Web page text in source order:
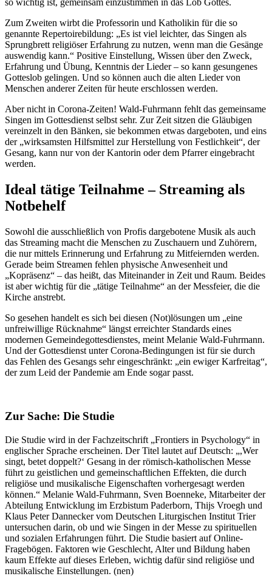
Zum Zweiten wirbt die Professorin und Katholikin für die so
genannte Repertoirebildung: „Es ist viel leichter, das Singen als
Sprungbrett religiöser Erfahrung zu nutzen, wenn man die Gesänge
auswendig kann.“ Positive Einstellung, Wissen über den Zweck,
Erfahrung und Übung, Kenntnis der Lieder – so kann gesungenes
Gotteslob gelingen. Und so können auch die alten Lieder von
Menschen anderer Zeiten für heute erschlossen werden.
Aber nicht in Corona-Zeiten! Wald-Fuhrmann fehlt das gemeinsame
Singen im Gottesdienst selbst sehr. Zur Zeit sitzen die Gläubigen
vereinzelt in den Bänken, sie bekommen etwas dargeboten, und eins
der „wirksamsten Hilfsmittel zur Herstellung von Festlichkeit“, der
Gesang, kann nur von der Kantorin oder dem Pfarrer eingebracht
werden.
Ideal tätige Teilnahme – Streaming als
Notbehelf
Sowohl die ausschließlich von Profis dargebotene Musik als auch
das Streaming macht die Menschen zu Zuschauern und Zuhörern,
die nur mittels Erinnerung und Erfahrung zu Mitfeiernden werden.
Gerade beim Streamen fehlen physische Anwesenheit und
„Kopräsenz“ – das heißt, das Miteinander in Zeit und Raum. Beides
ist aber wichtig für die „tätige Teilnahme“ an der Messfeier, die die
Kirche anstrebt.
So gesehen handelt es sich bei diesen (Not)lösungen um „eine
unfreiwillige Rücknahme“ längst erreichter Standards eines
modernen Gemeindegottesdienstes, meint Melanie Wald-Fuhrmann.
Und der Gottesdienst unter Corona-Bedingungen ist für sie durch
das Fehlen des Gesangs sehr eingeschränkt: „ein ewiger Karfreitag“,
der zum Leid der Pandemie am Ende sogar passt.
Zur Sache: Die Studie
Die Studie wird in der Fachzeitschrift „Frontiers in Psychology“ in
englischer Sprache erscheinen. Der Titel lautet auf Deutsch: „,Wer
singt, betet doppelt?‘ Gesang in der römisch-katholischen Messe
führt zu geistlichen und gemeinschaftlichen Effekten, die durch
religiöse und musikalische Eigenschaften vorhergesagt werden
können.“ Melanie Wald-Fuhrmann, Sven Boenneke, Mitarbeiter der
Abteilung Entwicklung im Erzbistum Paderborn, Thijs Vroegh und
Klaus Peter Dannecker vom Deutschen Liturgischen Institut Trier
untersuchen darin, ob und wie Singen in der Messe zu spirituellen
und sozialen Erfahrungen führt. Die Studie basiert auf Online-
Fragebögen. Faktoren wie Geschlecht, Alter und Bildung haben
kaum Effekte auf dieses Erleben, wichtig dafür sind religiöse und
musikalische Einstellungen. (nen)